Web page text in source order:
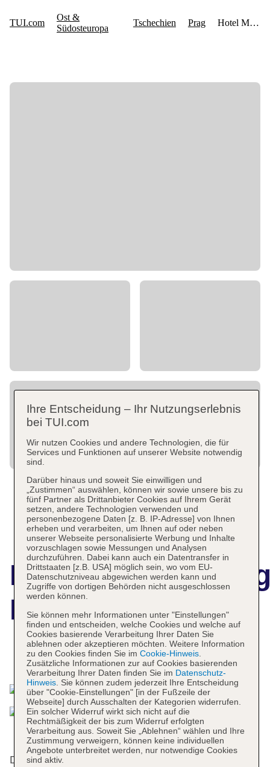
Hotel Mucha
Das bietet Ihre Unterkunft
Das Hotel bietet 3 Suiten, 6 Apartments, 3 Einzel-
Ihre Entscheidung – Ihr Nutzungserlebnis
bei TUI.com
Wir nutzen Cookies und andere Technologien, die für
Services und Funktionen auf unserer Website notwendig
sind.
Darüber hinaus und soweit Sie einwilligen und
„Zustimmen“ auswählen, können wir sowie unsere bis zu
fünf Partner als Drittanbieter Cookies auf Ihrem Gerät
setzen, andere Technologien verwenden und
personenbezogene Daten [z. B. IP-Adresse] von Ihnen
erheben und verarbeiten, um Ihnen auf oder neben
unserer Webseite personalisierte Werbung und Inhalte
vorzuschlagen sowie Messungen und Analysen
durchzuführen. Dabei kann auch ein Datentransfer in
Drittstaaten [z.B. USA] möglich sein, wo vom EU-
Datenschutzniveau abgewichen werden kann und
Zugriffe von dortigen Behörden nicht ausgeschlossen
werden können.
Sie können mehr Informationen unter "Einstellungen"
finden und entscheiden, welche Cookies und welche auf
Cookies basierende Verarbeitung Ihrer Daten Sie
ablehnen oder akzeptieren möchten. Weitere Information
zu den Cookies finden Sie im Cookie-Hinweis.
Zusätzliche Informationen zur auf Cookies basierenden
Verarbeitung Ihrer Daten finden Sie im Datenschutz-
Hinweis. Sie können zudem jederzeit Ihre Entscheidung
über "Cookie-Einstellungen" [in der Fußzeile der
Webseite] durch Ausschalten der Kategorien widerrufen.
Ein solcher Widerruf wirkt sich nicht auf die
Rechtmäßigkeit der bis zum Widerruf erfolgten
Verarbeitung aus. Soweit Sie „Ablehnen“ wählen und Ihre
Zustimmung verweigern, können keine individuellen
Angebote unterbreitet werden, nur notwendige Cookies
sind aktiv.